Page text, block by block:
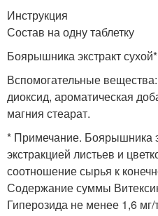
Инструкция
Состав на одну таблетку
Боярышника экстракт
Вспомогательные
диоксид, ароматическая
магния стеарат.
* Примечание. Боярышника
экстракцией листьев и
соотношение сырья к
Содержание суммы
Гиперозида не менее 1,6 мг/